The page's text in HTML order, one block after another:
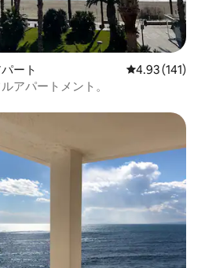
ート レビュー141
4.93 (141)
アパートメント。
す。